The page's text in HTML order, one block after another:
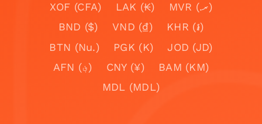
XOF (CFA)
LAK (₭)
MVR (.ރ)
BND ($)
VND (₫)
KHR (៛)
BTN (Nu.)
PGK (K)
JOD (JD)
AFN (؋)
CNY (¥)
BAM (KM)
MDL (MDL)